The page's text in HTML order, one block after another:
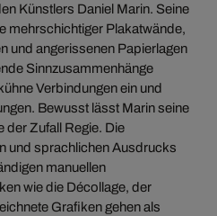
Künstlers Daniel Marin. Seine
mehrschichtiger Plakatwände,
und angerissenen Papierlagen
Sinnzusammenhänge
Verbindungen ein und
Bewusst lässt Marin seine
der Zufall Regie. Die
und sprachlichen Ausdrucks
manuellen
wie die Décollage, der
Grafiken gehen als